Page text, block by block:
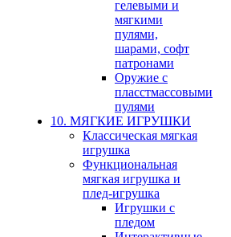
гелевыми и
мягкими
пулями,
шарами, софт
патронами
Оружие с
пласстмассовыми
пулями
10. МЯГКИЕ ИГРУШКИ
Классическая мягкая
игрушка
Функциональная
мягкая игрушка и
плед-игрушка
Игрушки с
пледом